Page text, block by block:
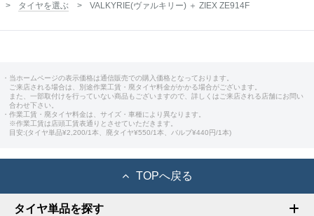
タイヤを選ぶ
VALKYRIE(ヴァルキリー) ＋ ZIEX ZE914F
・当ホームページの表示価格は通信販売での購入価格となっております。
ご来店される場合は、別途作業工賃・廃タイヤ料金がかかる場合がございます。
また、一部取付けを行っていない商品もございますので、詳しくはご来店される店舗にお問い
合わせ下さい。
・作業工賃・廃タイヤ料金は、サイズ・車種により異なります。
※作業工賃は店頭工賃表通りとさせていただきます。
目安:(タイヤ単品¥2,200/1本、廃タイヤ¥550/1本、バルブ¥440円/1本)
TOPへ戻る
タイヤ単品を探す